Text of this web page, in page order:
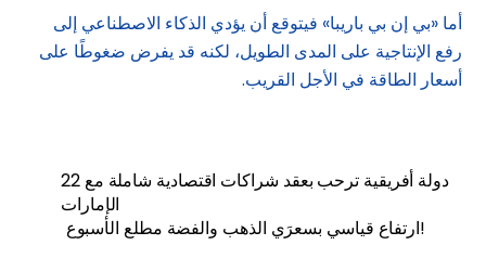
أما «بي إن بي باريبا» فيتوقع أن يؤدي الذكاء الاصطناعي إلى
رفع الإنتاجية على المدى الطويل، لكنه قد يفرض ضغوطًا على
أسعار الطاقة في الأجل القريب.
22 دولة أفريقية ترحب بعقد شراكات اقتصادية شاملة مع
الإمارات
ارتفاع قياسي بسعرَي الذهب والفضة مطلع الأسبوع!